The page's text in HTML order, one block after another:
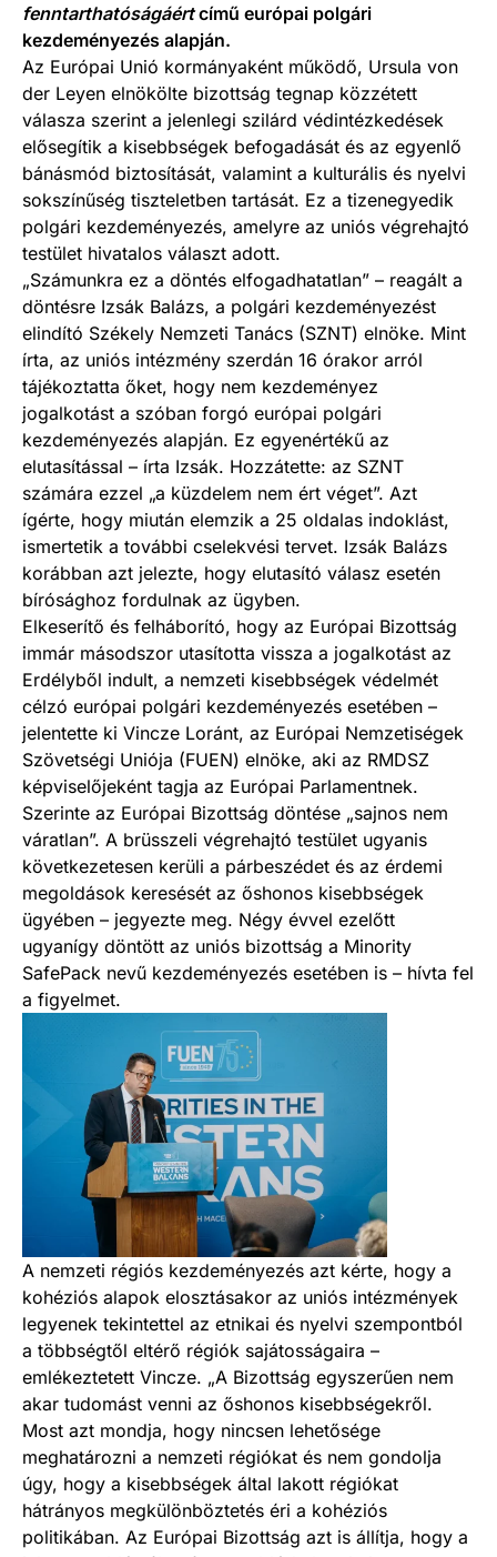
fenntarthatóságáértcímű európai polgári
kezdeményezés alapján.
Az Európai Unió kormányaként működő, Ursula von
der Leyen elnökölte bizottság tegnap közzétett
válasza szerint a jelenlegi szilárd védintézkedések
elősegítik a kisebbségek befogadását és az egyenlő
bánásmód biztosítását, valamint a kulturális és nyelvi
sokszínűség tiszteletben tartását. Ez a tizenegyedik
polgári kezdeményezés, amelyre az uniós végrehajtó
testület hivatalos választ adott.
„Számunkra ez a döntés elfogadhatatlan” – reagált a
döntésre Izsák Balázs, a polgári kezdeményezést
elindító Székely Nemzeti Tanács (SZNT) elnöke. Mint
írta, az uniós intézmény szerdán 16 órakor arról
tájékoztatta őket, hogy nem kezdeményez
jogalkotást a szóban forgó európai polgári
kezdeményezés alapján. Ez egyenértékű az
elutasítással – írta Izsák. Hozzátette: az SZNT
számára ezzel „a küzdelem nem ért véget”. Azt
ígérte, hogy miután elemzik a 25 oldalas indoklást,
ismertetik a további cselekvési tervet. Izsák Balázs
korábban azt jelezte, hogy elutasító válasz esetén
bírósághoz fordulnak az ügyben.
Elkeserítő és felháborító, hogy az Európai Bizottság
immár másodszor utasította vissza a jogalkotást az
Erdélyből indult, a nemzeti kisebbségek védelmét
célzó európai polgári kezdeményezés esetében –
jelentette ki Vincze Loránt, az Európai Nemzetiségek
Szövetségi Uniója (FUEN) elnöke, aki az RMDSZ
képviselőjeként tagja az Európai Parlamentnek.
Szerinte az Európai Bizottság döntése „sajnos nem
váratlan”. A brüsszeli végrehajtó testület ugyanis
következetesen kerüli a párbeszédet és az érdemi
megoldások keresését az őshonos kisebbségek
ügyében – jegyezte meg. Négy évvel ezelőtt
ugyanígy döntött az uniós bizottság a Minority
SafePack nevű kezdeményezés esetében is – hívta fel
a figyelmet.
A nemzeti régiós kezdeményezés azt kérte, hogy a
kohéziós alapok elosztásakor az uniós intézmények
legyenek tekintettel az etnikai és nyelvi szempontból
a többségtől eltérő régiók sajátosságaira –
emlékeztetett Vincze. „A Bizottság egyszerűen nem
akar tudomást venni az őshonos kisebbségekről.
Most azt mondja, hogy nincsen lehetősége
meghatározni a nemzeti régiókat és nem gondolja
úgy, hogy a kisebbségek által lakott régiókat
hátrányos megkülönböztetés éri a kohéziós
politikában. Az Európai Bizottság azt is állítja, hogy a